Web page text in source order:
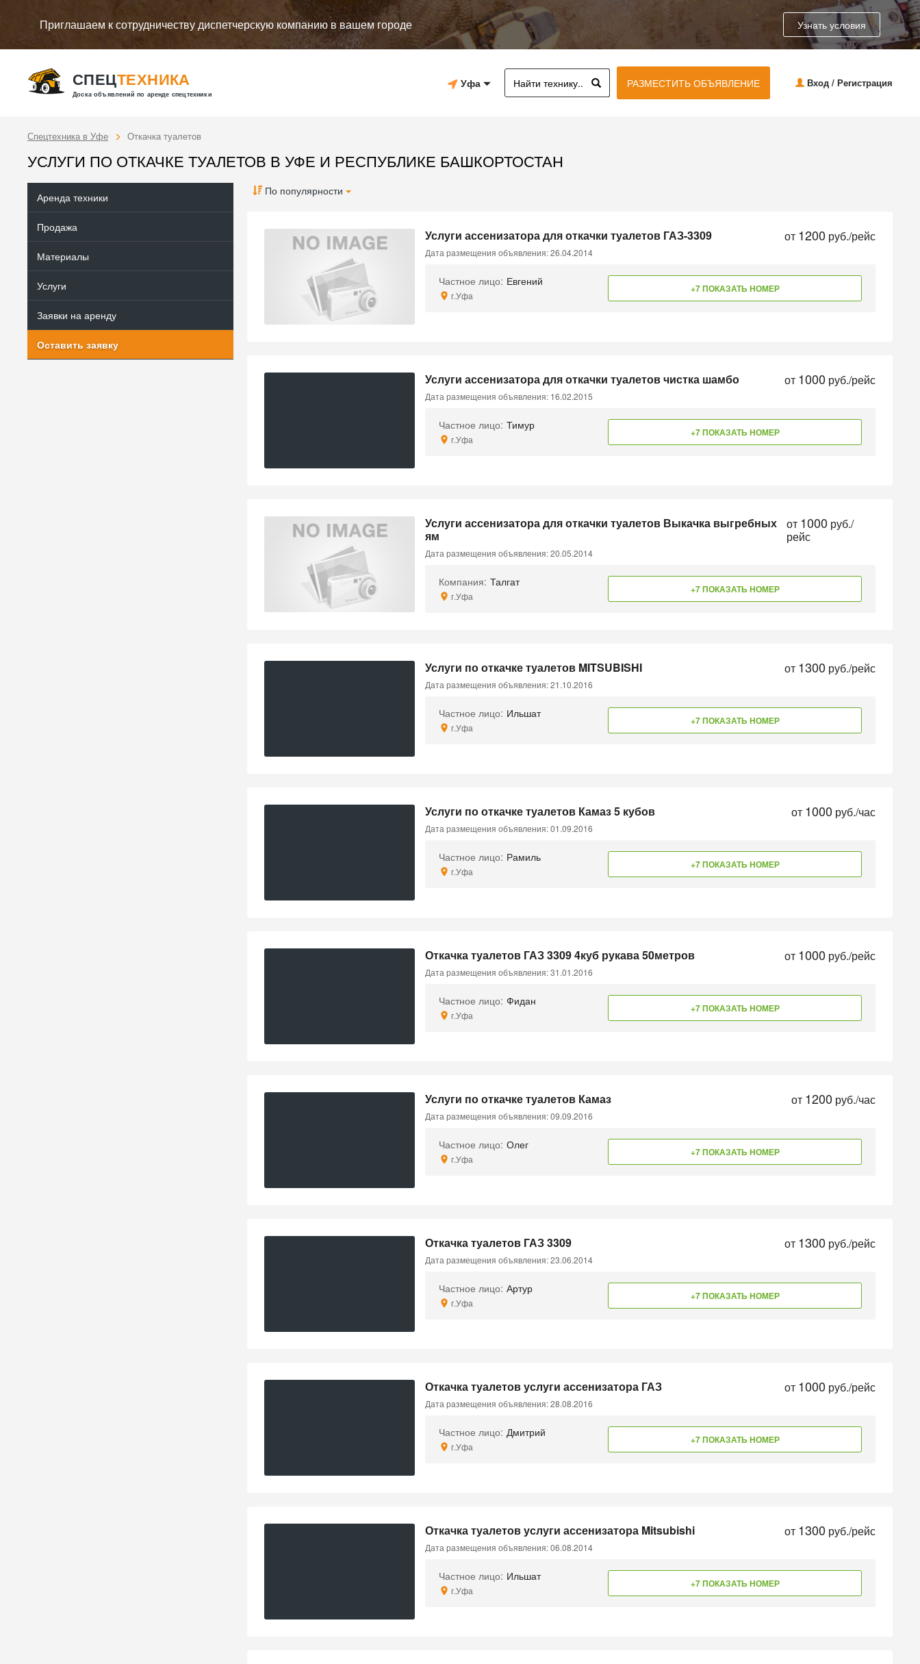
Приглашаем к сотрудничеству диспетчерскую компанию в вашем городе Узнать условия
СПЕЦТЕХНИКА
Доска объявлений по аренде спецтехники
Уфа РАЗМЕСТИТЬ ОБЪЯВЛЕНИЕ Вход / Регистрация
Спецтехника в Уфе Откачка туалетов
УСЛУГИ ПО ОТКАЧКЕ ТУАЛЕТОВ В УФЕ И РЕСПУБЛИКЕ БАШКОРТОСТАН
Аренда техники
Продажа
Материалы
Услуги
Заявки на аренду
Оставить заявку
По популярности
Услуги ассенизатора для откачки туалетов ГАЗ-3309 от 1200 руб./рейс
Дата размещения объявления: 26.04.2014
Частное лицо: Евгений
г.Уфа
+7 ПОКАЗАТЬ НОМЕР
Услуги ассенизатора для откачки туалетов чистка шамбо от 1000 руб./рейс
Дата размещения объявления: 16.02.2015
Частное лицо: Тимур
г.Уфа
+7 ПОКАЗАТЬ НОМЕР
Услуги ассенизатора для откачки туалетов Выкачка выгребных
ям
от 1000 руб./
рейс
Дата размещения объявления: 20.05.2014
Компания: Талгат
г.Уфа
+7 ПОКАЗАТЬ НОМЕР
Услуги по откачке туалетов MITSUBISHI от 1300 руб./рейс
Дата размещения объявления: 21.10.2016
Частное лицо: Ильшат
г.Уфа
+7 ПОКАЗАТЬ НОМЕР
Услуги по откачке туалетов Камаз 5 кубов от 1000 руб./час
Дата размещения объявления: 01.09.2016
Частное лицо: Рамиль
г.Уфа
+7 ПОКАЗАТЬ НОМЕР
Откачка туалетов ГАЗ 3309 4куб рукава 50метров от 1000 руб./рейс
Дата размещения объявления: 31.01.2016
Частное лицо: Фидан
г.Уфа
+7 ПОКАЗАТЬ НОМЕР
Услуги по откачке туалетов Камаз от 1200 руб./час
Дата размещения объявления: 09.09.2016
Частное лицо: Олег
г.Уфа
+7 ПОКАЗАТЬ НОМЕР
Откачка туалетов ГАЗ 3309 от 1300 руб./рейс
Дата размещения объявления: 23.06.2014
Частное лицо: Артур
г.Уфа
+7 ПОКАЗАТЬ НОМЕР
Откачка туалетов услуги ассенизатора ГАЗ от 1000 руб./рейс
Дата размещения объявления: 28.08.2016
Частное лицо: Дмитрий
г.Уфа
+7 ПОКАЗАТЬ НОМЕР
Откачка туалетов услуги ассенизатора Mitsubishi от 1300 руб./рейс
Дата размещения объявления: 06.08.2014
Частное лицо: Ильшат
г.Уфа
+7 ПОКАЗАТЬ НОМЕР